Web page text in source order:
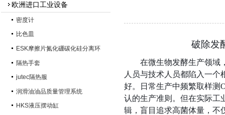
欧洲进口工业设备
密度计
比色皿
ESK摩擦片氮化硼碳化硅分离环
隔热手套
jutec隔热服
润滑油油品质量管理系统
HKS液压摆动缸
破除发
在微生物发酵生产领域
人员与技术人员都陷入一个
好。日常生产中频繁取样测
认的生产准则。但在实际工
辑，盲目追求高菌体量，不